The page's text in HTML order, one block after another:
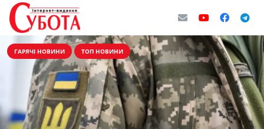
ГАРЯЧІ НОВИНИ ТОП НОВИНИ